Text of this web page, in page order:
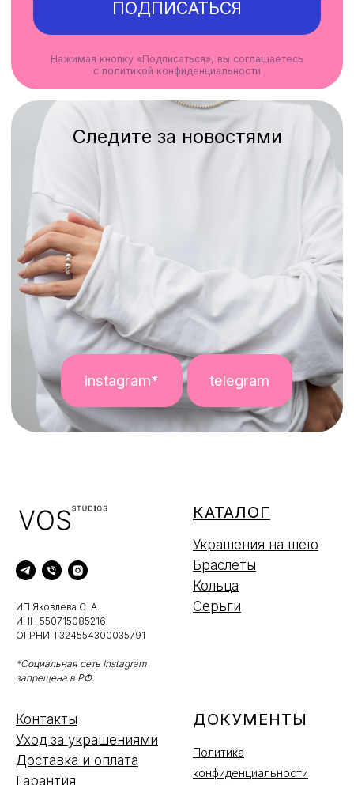
ИП Яковлева С. А.
ИНН 550715085216
ОГРНИП 324554300035791
*Социальная сеть Instagram
запрещена в РФ.
КАТАЛОГ
Украшения на шею
Браслеты
Кольца
Серьги
Контакты
Уход за украшениями
Доставка и оплата
Гарантия
ДОКУМЕНТЫ
Политика
конфиденциальности